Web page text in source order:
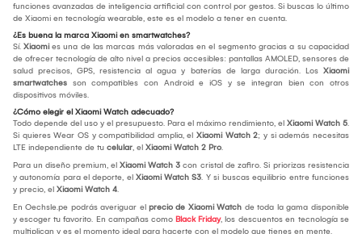
funciones avanzadas de inteligencia artificial con control por gestos. Si buscas lo último
de Xiaomi en tecnología wearable, este es el modelo a tener en cuenta.
¿Es buena la marca Xiaomi en smartwatches?
Sí. Xiaomi es una de las marcas más valoradas en el segmento gracias a su capacidad
de ofrecer tecnología de alto nivel a precios accesibles: pantallas AMOLED, sensores de
salud precisos, GPS, resistencia al agua y baterías de larga duración. Los Xiaomi
smartwatches son compatibles con Android e iOS y se integran bien con otros
dispositivos móviles.
¿Cómo elegir el Xiaomi Watch adecuado?
Todo depende del uso y el presupuesto. Para el máximo rendimiento, el Xiaomi Watch 5.
Si quieres Wear OS y compatibilidad amplia, el Xiaomi Watch 2; y si además necesitas
LTE independiente de tu celular, el Xiaomi Watch 2 Pro.
Para un diseño premium, el Xiaomi Watch 3 con cristal de zafiro. Si priorizas resistencia
y autonomía para el deporte, el Xiaomi Watch S3. Y si buscas equilibrio entre funciones
y precio, el Xiaomi Watch 4.
En Oechsle.pe podrás averiguar el precio de Xiaomi Watch de toda la gama disponible
y escoger tu favorito. En campañas como Black Friday, los descuentos en tecnología se
multiplican y es el momento ideal para hacerte con el modelo que tienes en mente.